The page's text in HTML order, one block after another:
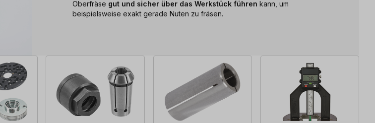
Oberfräse gut und sicher über das Werkstück führen kann, um
beispielsweise exakt gerade Nuten zu fräsen.